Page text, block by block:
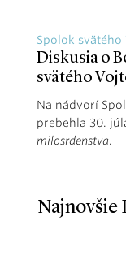
Spolok svätého
Diskusia o
svätého
Na nádvorí
prebehla 30.
milosrdenstva.
Najnovšie